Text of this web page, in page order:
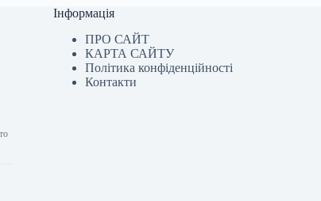
Інформація
ПРО САЙТ
КАРТА САЙТУ
Політика конфіденційності
Контакти